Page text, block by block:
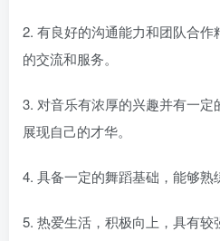
2. 有良好的沟通能力和团队合
的交流和服务。
3. 对音乐有浓厚的兴趣并有一定
展现自己的才华。
4. 具备一定的舞蹈基础，能够熟
5. 热爱生活，积极向上，具有较